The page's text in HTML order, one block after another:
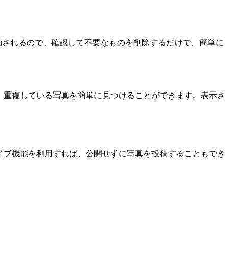
れるので、確認して不要なものを削除するだけで、簡単に
複している写真を簡単に見つけることができます。表示さ
機能を利用すれば、公開せずに写真を投稿することもでき